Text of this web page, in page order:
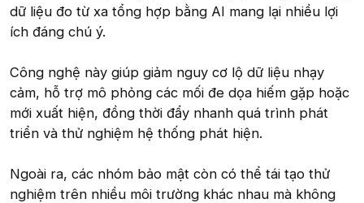
dữ liệu đo từ xa tổng hợp bằng AI mang lại nhiều lợi
ích đáng chú ý.
Công nghệ này giúp giảm nguy cơ lộ dữ liệu nhạy
cảm, hỗ trợ mô phỏng các mối đe dọa hiếm gặp hoặc
mới xuất hiện, đồng thời đẩy nhanh quá trình phát
triển và thử nghiệm hệ thống phát hiện.
Ngoài ra, các nhóm bảo mật còn có thể tái tạo thử
nghiệm trên nhiều môi trường khác nhau mà không